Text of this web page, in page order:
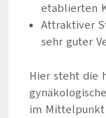
etablierten
Attraktiver
sehr guter
Hier steht die
im